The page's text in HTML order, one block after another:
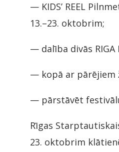
— KIDS’ REEL
13.–23. oktobrim;
— dalība divās RIGA
— kopā ar pārējiem
— pārstāvēt
Rīgas
23. oktobrim